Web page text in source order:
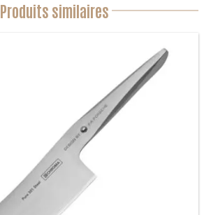
Produits similaires